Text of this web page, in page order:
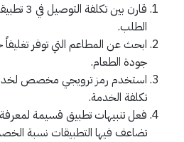
قارن بين
الطلب.
ابحث عن المطاعم التي توفر
جودة الطعام.
استخدم رمز ترويجي مخصص
تكلفة الخدمة.
فعل تنبيهات تطبيق قسيمة لمعرفة
تضاعف فيها التطبيقات نسبة